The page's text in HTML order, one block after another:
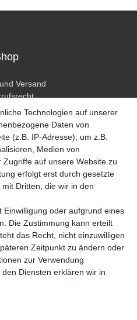
Versand
Hilfe
Konto
Versand
Technologien auf unserer
Daten von
(z.B. IP-Adresse), um z.B.
Medien von
auf unsere Website zu
erfolgt erst durch gesetzte
Dritten, die wir in den
oder aufgrund eines
Die Zustimmung kann erteilt
das Recht, nicht einzuwilligen
Zeitpunkt zu ändern oder
zur Verwendung
Diensten erklären wir in